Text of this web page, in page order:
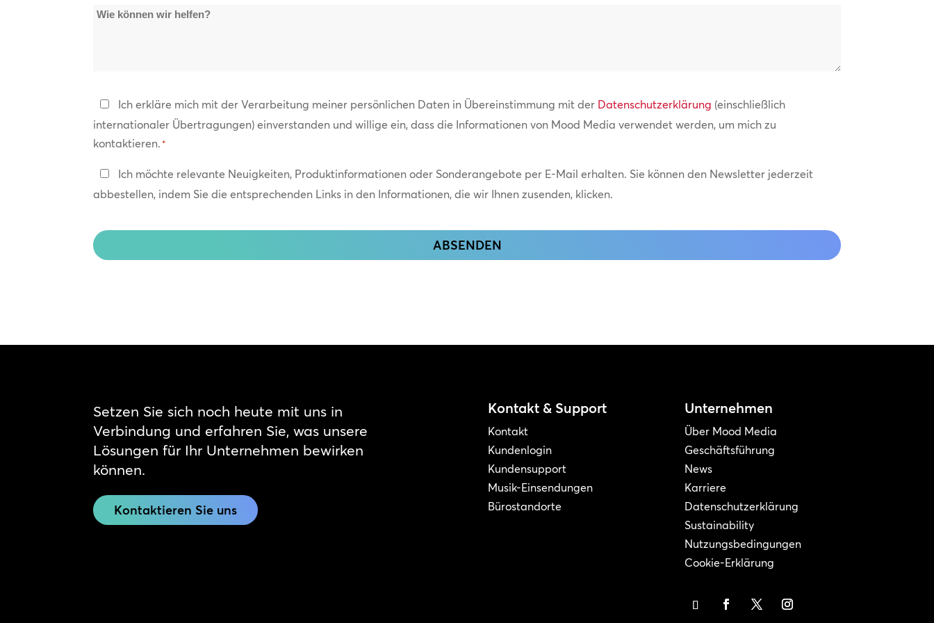
Wie
Datenschutzerklärung
*
Ich erkläre mich mit der Verarbeitung meiner persönlichen Daten in Übereinstimmung mit der Datenschutzerklärung (einschließlich
internationaler Übertragungen) einverstanden und willige ein, dass die Informationen von Mood Media verwendet werden, um mich zu
kontaktieren.*
In
Kontakt
Ich möchte relevante Neuigkeiten, Produktinformationen oder Sonderangebote per E-Mail erhalten. Sie können den Newsletter jederzeit
abbestellen, indem Sie die entsprechenden Links in den Informationen, die wir Ihnen zusenden, klicken.
Setzen Sie sich noch heute mit uns in
Verbindung und erfahren Sie, was unsere
Lösungen für Ihr Unternehmen bewirken
können.
Kontaktieren Sie uns
Kontakt & Support
Kontakt
Kundenlogin
Kundensupport
Musik-Einsendungen
Bürostandorte
Unternehmen
Über Mood Media
Geschäftsführung
News
Karriere
Datenschutzerklärung
Sustainability
Nutzungsbedingungen
Cookie-Erklärung